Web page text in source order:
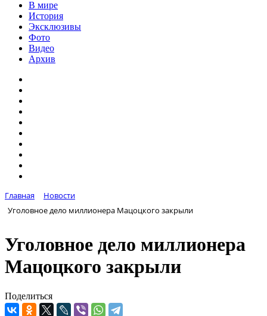
В мире
История
Эксклюзивы
Фото
Видео
Архив
Главная
Новости
Уголовное дело миллионера Мацоцкого закрыли
Уголовное дело миллионера
Мацоцкого закрыли
Поделиться